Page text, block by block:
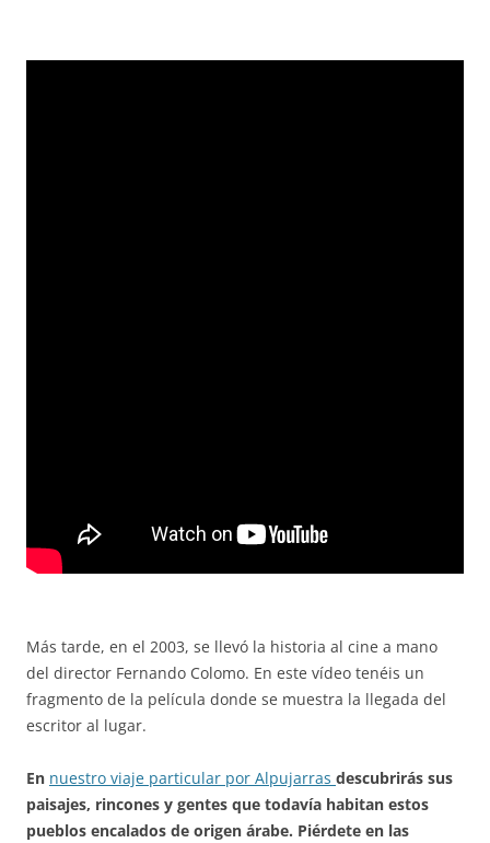
Más tarde, en el 2003, se llevó la historia al cine a mano
del director Fernando Colomo. En este vídeo tenéis un
fragmento de la película donde se muestra la llegada del
escritor al lugar.
En nuestro viaje particular por Alpujarras descubrirás sus
paisajes, rincones y gentes que todavía habitan estos
pueblos encalados de origen árabe. Piérdete en las